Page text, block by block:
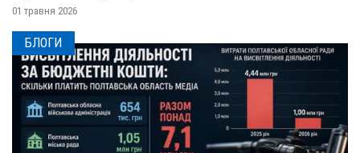
01 травня 2026
БЛОГИ